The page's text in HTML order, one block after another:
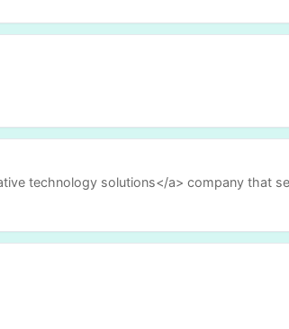
technology solutions</a> company that